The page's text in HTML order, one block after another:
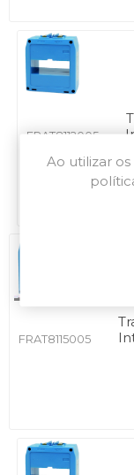
FRAT8112005
FRAT8115005
Ao utilizar